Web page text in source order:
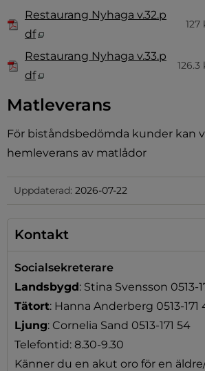
Restaurang Nyhaga v.32.p
df
127
Restaurang Nyhaga v.33.p
df
126.3
Matleverans
För biståndsbedömda kunder kan
hemleverans av matlådor
Uppdaterad: 2026-07-22
Kontakt
Socialsekreterare
Landsbygd: Stina Svensson 0513-
Tätort: Hanna Anderberg 0513-171
Ljung: Cornelia Sand 0513-171 54
Telefontid: 8.30-9.30
Känner du en akut oro för en